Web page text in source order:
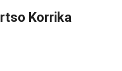
Korrika